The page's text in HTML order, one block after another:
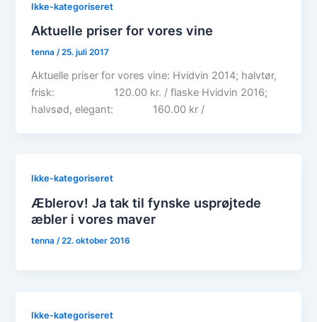
Ikke-kategoriseret
Aktuelle priser for vores vine
tenna/25. juli 2017
Aktuelle priser for vores vine: Hvidvin 2014; halvtør,
frisk: 120.00 kr. / flaske Hvidvin 2016;
halvsød, elegant: 160.00 kr /
Ikke-kategoriseret
Æblerov! Ja tak til fynske usprøjtede
æbler i vores maver
tenna /22. oktober 2016
Ikke-kategoriseret